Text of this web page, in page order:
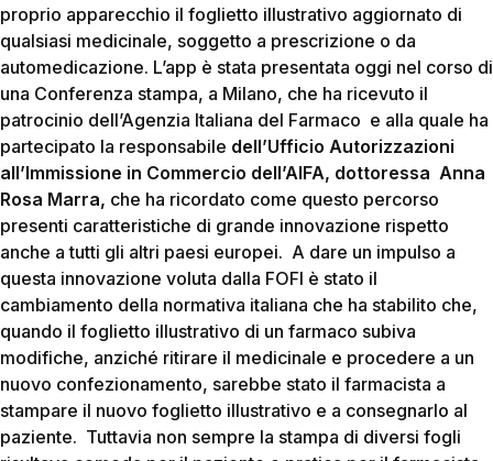
proprio apparecchio il foglietto illustrativo aggiornato di
qualsiasi medicinale, soggetto a prescrizione o da
automedicazione. L’app è stata presentata oggi nel corso di
una Conferenza stampa, a Milano, che ha ricevuto il
patrocinio dell’Agenzia Italiana del Farmaco e alla quale ha
partecipato la responsabile dell’Ufficio Autorizzazioni
all’Immissione in Commercio dell’AIFA, dottoressa Anna
Rosa Marra, che ha ricordato come questo percorso
presenti caratteristiche di grande innovazione rispetto
anche a tutti gli altri paesi europei. A dare un impulso a
questa innovazione voluta dalla FOFI è stato il
cambiamento della normativa italiana che ha stabilito che,
quando il foglietto illustrativo di un farmaco subiva
modifiche, anziché ritirare il medicinale e procedere a un
nuovo confezionamento, sarebbe stato il farmacista a
stampare il nuovo foglietto illustrativo e a consegnarlo al
paziente. Tuttavia non sempre la stampa di diversi fogli